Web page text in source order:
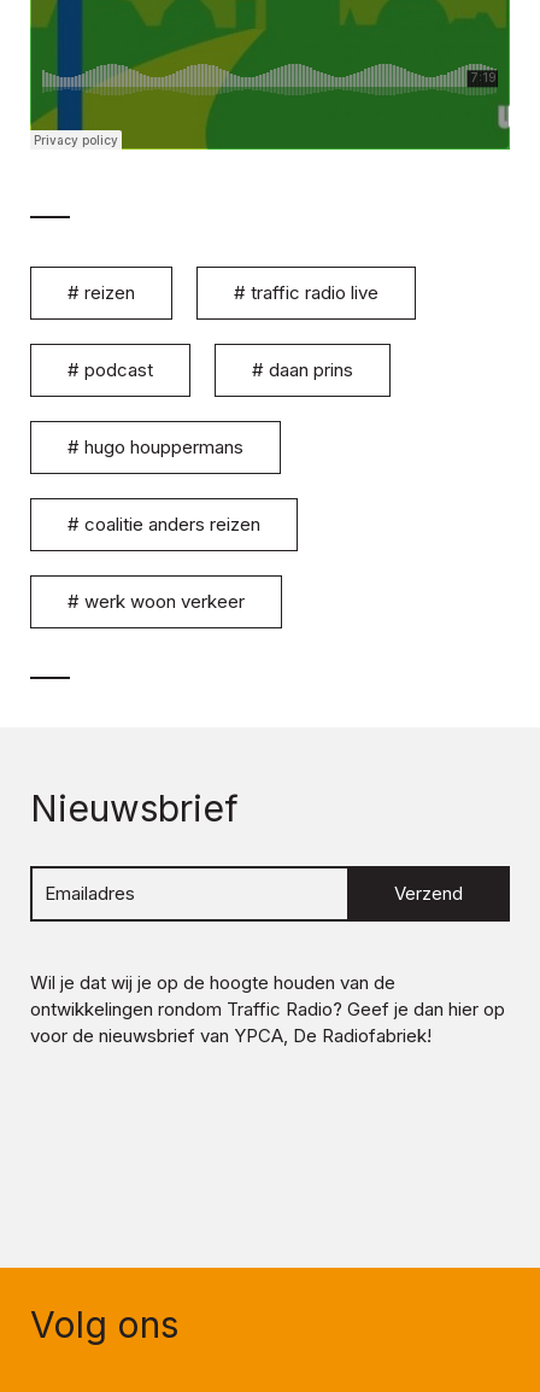
# reizen # traffic radio live
# podcast # daan prins
# hugo houppermans
# coalitie anders reizen
# werk woon verkeer
Nieuwsbrief
Verzend
Wil je dat wij je op de hoogte houden van de
ontwikkelingen rondom Traffic Radio? Geef je dan hier op
voor de nieuwsbrief van YPCA, De Radiofabriek!
Volg ons